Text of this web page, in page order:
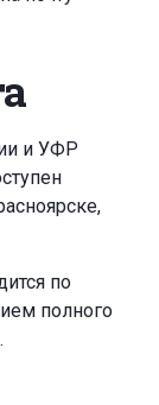
и УФР
по
полного